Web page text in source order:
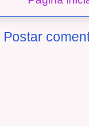
Postar